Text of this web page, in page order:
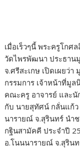
เมื่อเร็วๆนี้ พระครูโกศ
วัดไพรพัฒนา ประธาน
จ.ศรีสะเกษ เปิดเผยว่
กรรมการ เจ้าหน้าที่มู
คณะครู อาจารย์ และนั
กับ นายสุทัศน์ กลั่นแก้
นารายณ์ จ.สุรินทร์ นำ
กฐินสามัคคี ประจำปี
อ.โนนนารายณ์ จ.สุริน